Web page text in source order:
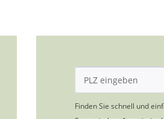
Finden Sie schnell und